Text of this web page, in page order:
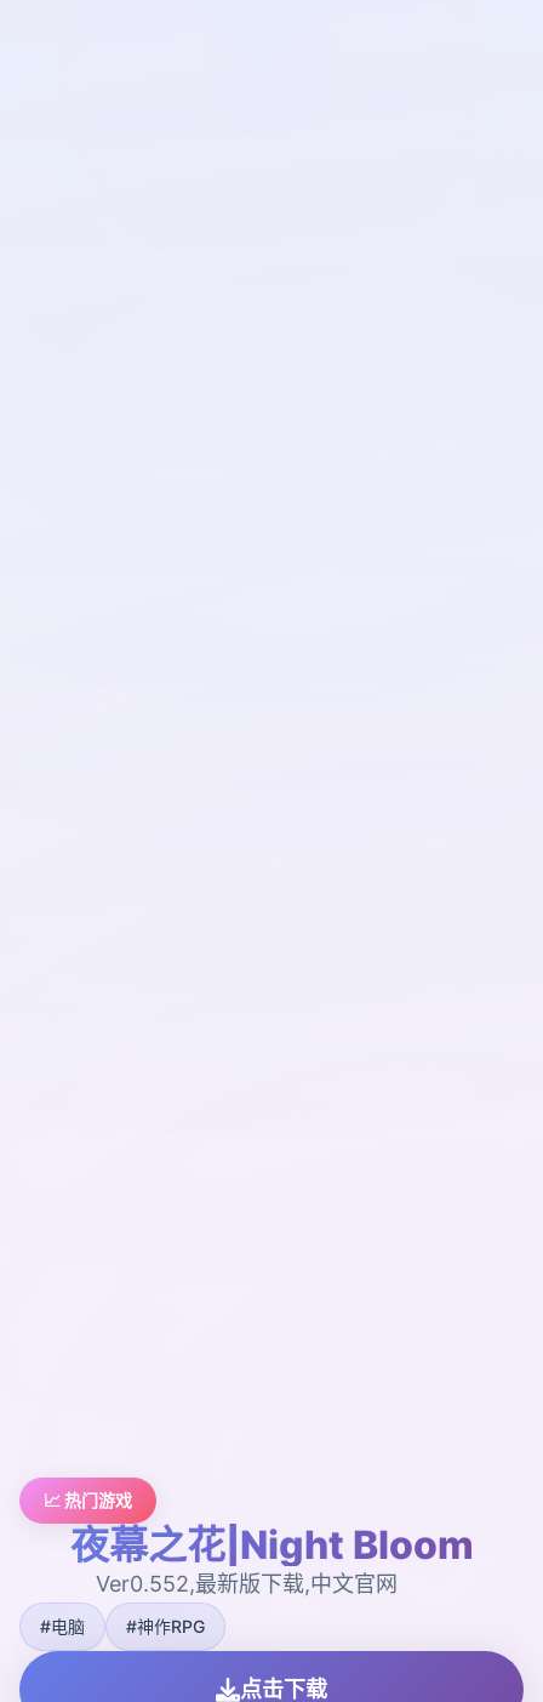
📈 热门游戏
夜幕之花|Night Bloom
Ver0.552,最新版下载,中文官网
#电脑 #神作RPG
点击下载